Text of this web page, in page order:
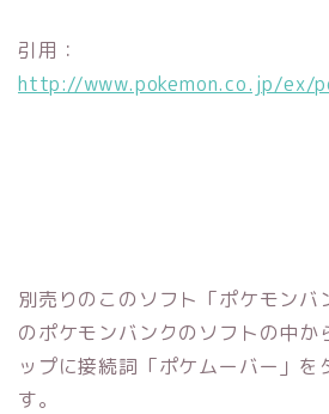
引用：
http://www.pokemon.co.jp/ex/
別売りのこのソフト「ポケモンバ
のポケモンバンクのソフトの中か
ップに接続詞「ポケムーバー」を
す。